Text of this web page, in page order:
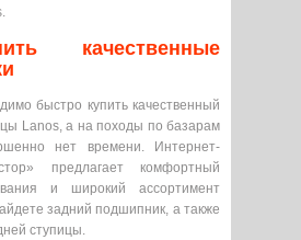
качественные
быстро купить качественный
Lanos, а на походы по базарам
нет времени. Интернет-
предлагает комфортный
и широкий ассортимент
задний подшипник, а также
ступицы.